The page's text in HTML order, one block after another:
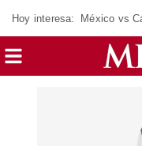
Hoy interesa: México vs